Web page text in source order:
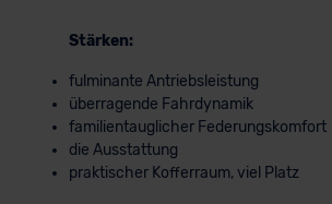
Stärken:
fulminante Antriebsleistung
überragende Fahrdynamik
familientauglicher Federungskomfort
die Ausstattung
praktischer Kofferraum, viel Platz